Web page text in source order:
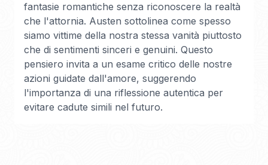
fantasie romantiche senza riconoscere la realtà
che l'attornia. Austen sottolinea come spesso
siamo vittime della nostra stessa vanità piuttosto
che di sentimenti sinceri e genuini. Questo
pensiero invita a un esame critico delle nostre
azioni guidate dall'amore, suggerendo
l'importanza di una riflessione autentica per
evitare cadute simili nel futuro.